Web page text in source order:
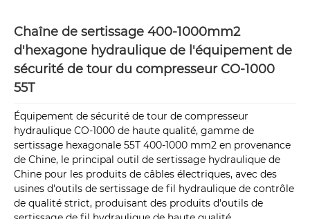
Chaîne de sertissage 400-1000mm2
d'hexagone hydraulique de l'équipement de
sécurité de tour du compresseur CO-1000
55T
Équipement de sécurité de tour de compresseur
hydraulique CO-1000 de haute qualité, gamme de
sertissage hexagonale 55T 400-1000 mm2 en provenance
de Chine, le principal outil de sertissage hydraulique de
Chine pour les produits de câbles électriques, avec des
usines d'outils de sertissage de fil hydraulique de contrôle
de qualité strict, produisant des produits d'outils de